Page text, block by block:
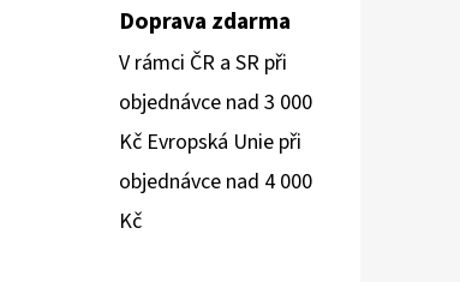
Doprava zdarma
V rámci ČR a SR při
objednávce nad 3 000
Kč Evropská Unie při
objednávce nad 4 000
Kč